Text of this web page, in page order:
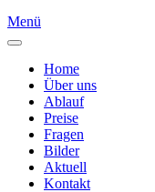
Menü
Home
Über uns
Ablauf
Preise
Fragen
Bilder
Aktuell
Kontakt